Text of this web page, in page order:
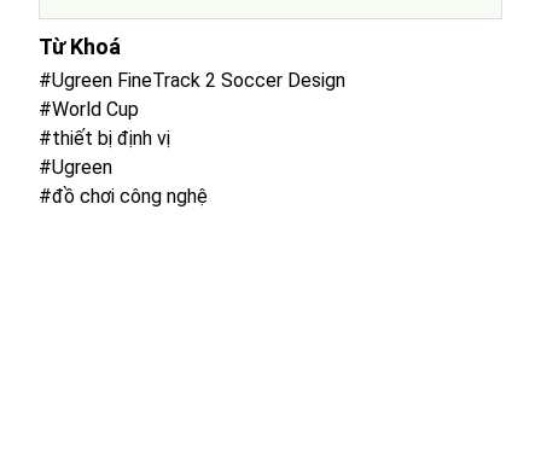
Từ Khoá
#Ugreen FineTrack 2 Soccer Design
#World Cup
#thiết bị định vị
#Ugreen
#đồ chơi công nghệ